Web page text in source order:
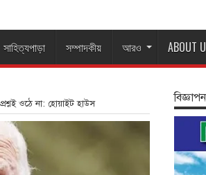
সাহিত্যপাড়া সম্পাদকীয় আরও ABOUT
ওঠে না: হোয়াইট হাউস বিজ্ঞাপন